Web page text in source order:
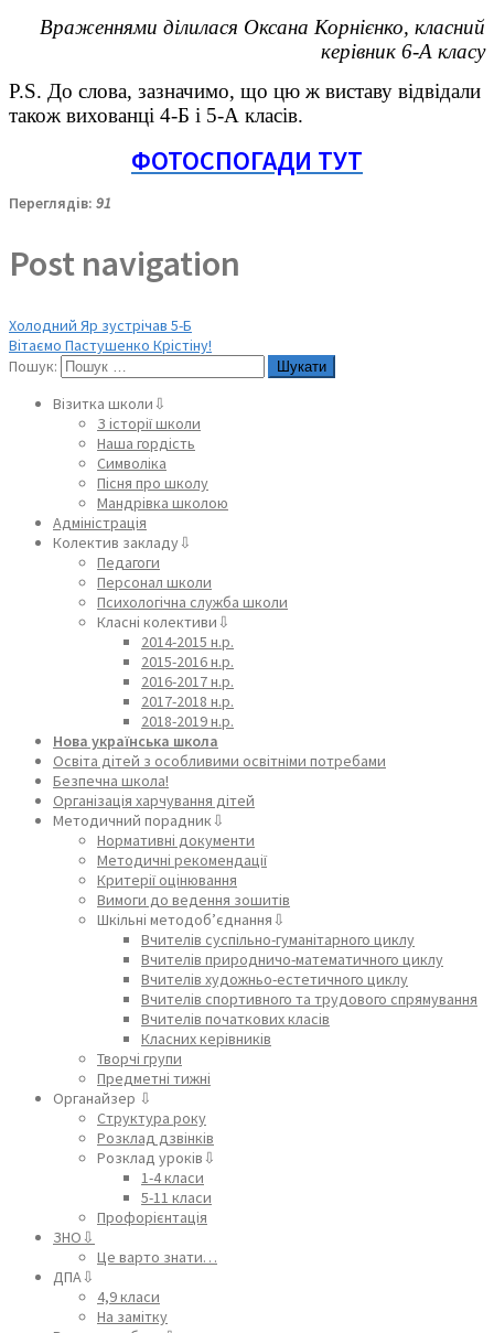
Враженнями ділилася Оксана Корнієнко, класний
керівник 6-А класу
Р.S. До слова, зазначимо, що цю ж виставу відвідали
також вихованці 4-Б і 5-А класів.
ФОТОСПОГАДИ ТУТ
Переглядів: 91
Post navigation
Холодний Яр зустрічав 5-Б
Вітаємо Пастушенко Крістіну!
Пошук:
Візитка школи⇩
З історії школи
Наша гордість
Символіка
Пісня про школу
Мандрівка школою
Адміністрація
Колектив закладу⇩
Педагоги
Персонал школи
Психологічна служба школи
Класні колективи⇩
2014-2015 н.р.
2015-2016 н.р.
2016-2017 н.р.
2017-2018 н.р.
2018-2019 н.р.
Нова українська школа
Освіта дітей з особливими освітніми потребами
Безпечна школа!
Організація харчування дітей
Методичний порадник⇩
Нормативні документи
Методичні рекомендації
Критерії оцінювання
Вимоги до ведення зошитів
Шкільні методоб’єднання⇩
Вчителів суспільно-гуманітарного циклу
Вчителів природничо-математичного циклу
Вчителів художньо-естетичного циклу
Вчителів спортивного та трудового спрямування
Вчителів початкових класів
Класних керівників
Творчі групи
Предметні тижні
Органайзер ⇩
Структура року
Розклад дзвінків
Розклад уроків⇩
1-4 класи
5-11 класи
Профорієнтація
ЗНО⇩
Це варто знати…
ДПА⇩
4,9 класи
На замітку